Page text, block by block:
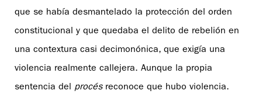
que se había desmantelado la protección del orden
constitucional y que quedaba el delito de rebelión en
una contextura casi decimonónica, que exigía una
violencia realmente callejera. Aunque la propia
sentencia del procésreconoce que hubo violencia.